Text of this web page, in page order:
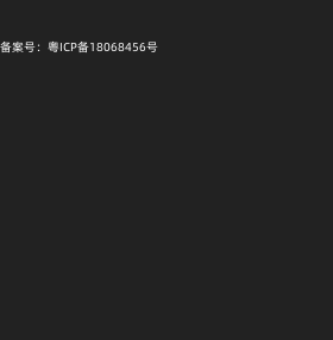
备案号：粤ICP备18068456号